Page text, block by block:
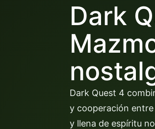
Dark
Dark Quest 4
y cooperación
y llena de espíritu